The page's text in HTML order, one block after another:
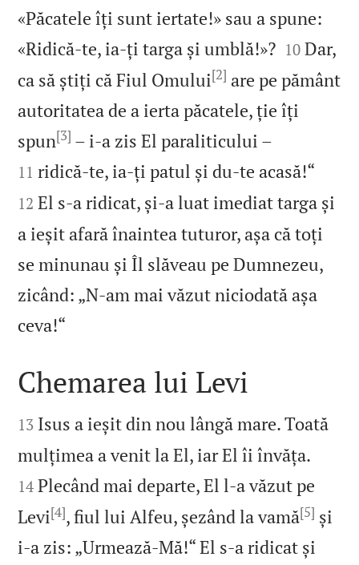
«Păcatele îți sunt iertate!» sau a spune:
«Ridică‑te, ia‑ți targa și umblă!»?
10 Dar,
ca să știți că Fiul Omului[2] are pe pământ
autoritatea de a ierta păcatele, ție îți
spun[3] – i‑a zis El paraliticului –
11 ridică‑te, ia‑ți patul și du‑te acasă!“
12 El s‑a ridicat, și‑a luat imediat targa și
a ieșit afară înaintea tuturor, așa că toți
se minunau și Îl slăveau pe Dumnezeu,
zicând: „N‑am mai văzut niciodată așa
ceva!“

Chemarea lui Levi

13 Isus a ieșit din nou lângă mare. Toată
mulțimea a venit la El, iar El îi învăța.
14 Plecând mai departe, El l‑a văzut pe
Levi[4], fiul lui Alfeu, șezând la vamă[5] și
i‑a zis: „Urmează‑Mă!“ El s‑a ridicat și